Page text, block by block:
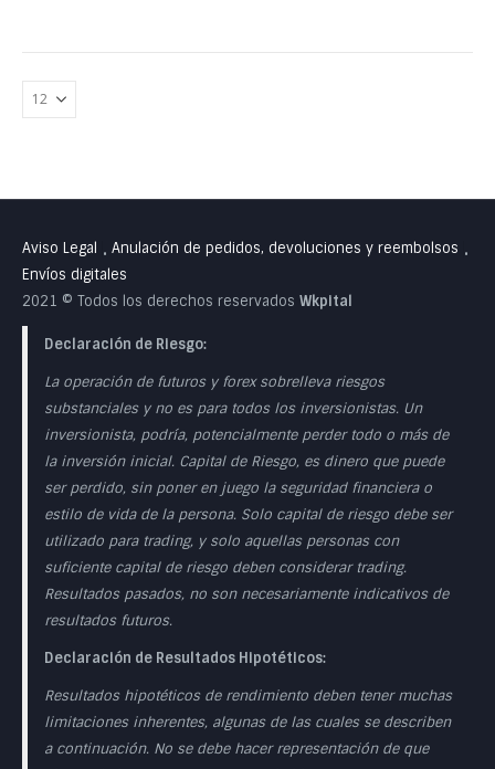
Aviso Legal • Anulación de pedidos, devoluciones y reembolsos •
Envíos digitales
2021 © Todos los derechos reservados Wkpital
Declaración de Riesgo:
La operación de futuros y forex sobrelleva riesgos
substanciales y no es para todos los inversionistas. Un
inversionista, podría, potencialmente perder todo o más de
la inversión inicial. Capital de Riesgo, es dinero que puede
ser perdido, sin poner en juego la seguridad financiera o
estilo de vida de la persona. Solo capital de riesgo debe ser
utilizado para trading, y solo aquellas personas con
suficiente capital de riesgo deben considerar trading.
Resultados pasados, no son necesariamente indicativos de
resultados futuros.
Declaración de Resultados Hipotéticos:
Resultados hipotéticos de rendimiento deben tener muchas
limitaciones inherentes, algunas de las cuales se describen
a continuación. No se debe hacer representación de que